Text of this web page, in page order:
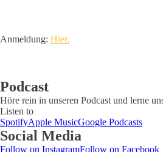
Anmeldung: Hier.
Podcast
Höre rein in unseren Podcast und lerne
Listen to
SpotifyApple MusicGoogle Podcasts
Social Media
Follow on InstagramFollow on Facebook